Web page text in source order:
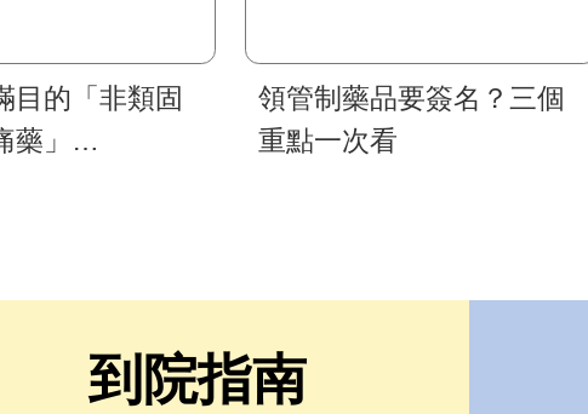
目的「非類固
」
領管制藥品要簽名？三個
重點一次看
到院指南